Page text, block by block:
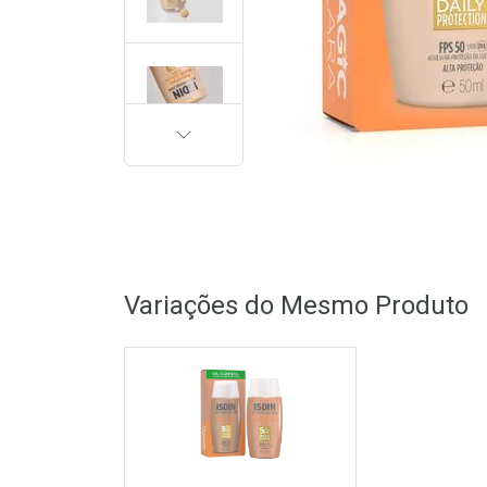
PRÓXIMA
Variações do Mesmo Produto